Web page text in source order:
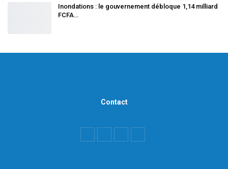
Inondations : le gouvernement débloque 1,14 milliard
FCFA…
Contact